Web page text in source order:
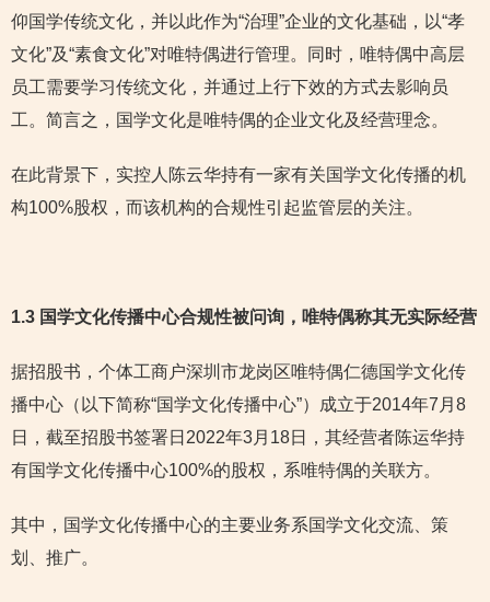
仰国学传统文化，并以此作为“治理”企业的文化基础，以“孝
文化”及“素食文化”对唯特偶进行管理。同时，唯特偶中高层
员工需要学习传统文化，并通过上行下效的方式去影响员
工。简言之，国学文化是唯特偶的企业文化及经营理念。
在此背景下，实控人陈云华持有一家有关国学文化传播的机
构100%股权，而该机构的合规性引起监管层的关注。
1.3 国学文化传播中心合规性被问询，唯特偶称其无实际经营
据招股书，个体工商户深圳市龙岗区唯特偶仁德国学文化传
播中心（以下简称“国学文化传播中心”）成立于2014年7月8
日，截至招股书签署日2022年3月18日，其经营者陈运华持
有国学文化传播中心100%的股权，系唯特偶的关联方。
其中，国学文化传播中心的主要业务系国学文化交流、策
划、推广。